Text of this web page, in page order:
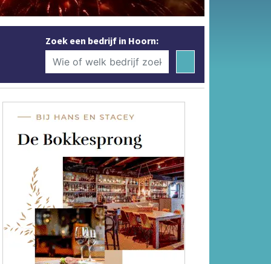
Zoek een bedrijf in Hoorn: